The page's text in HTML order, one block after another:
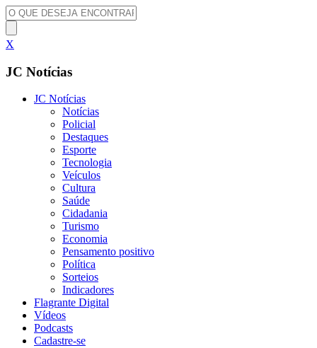
X
JC Notícias
JC Notícias
Notícias
Policial
Destaques
Esporte
Tecnologia
Veículos
Cultura
Saúde
Cidadania
Turismo
Economia
Pensamento positivo
Política
Sorteios
Indicadores
Flagrante Digital
Vídeos
Podcasts
Cadastre-se